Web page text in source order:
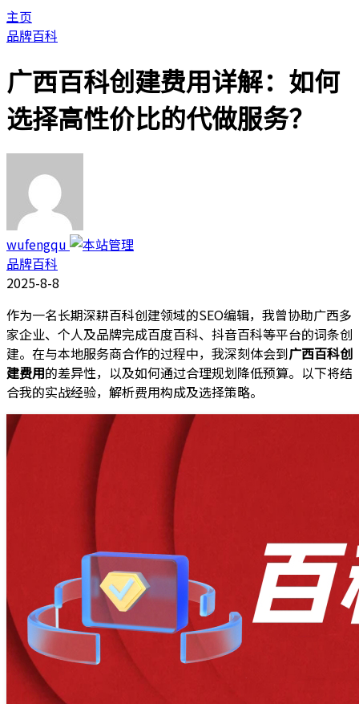
主页
品牌百科
广西百科创建费用详解：如何
选择高性价比的代做服务？
wufengqu
品牌百科
2025-8-8
作为一名长期深耕百科创建领域的SEO编辑，我曾协助广西多
家企业、个人及品牌完成百度百科、抖音百科等平台的词条创
建。在与本地服务商合作的过程中，我深刻体会到广西百科创
建费用的差异性，以及如何通过合理规划降低预算。以下将结
合我的实战经验，解析费用构成及选择策略。